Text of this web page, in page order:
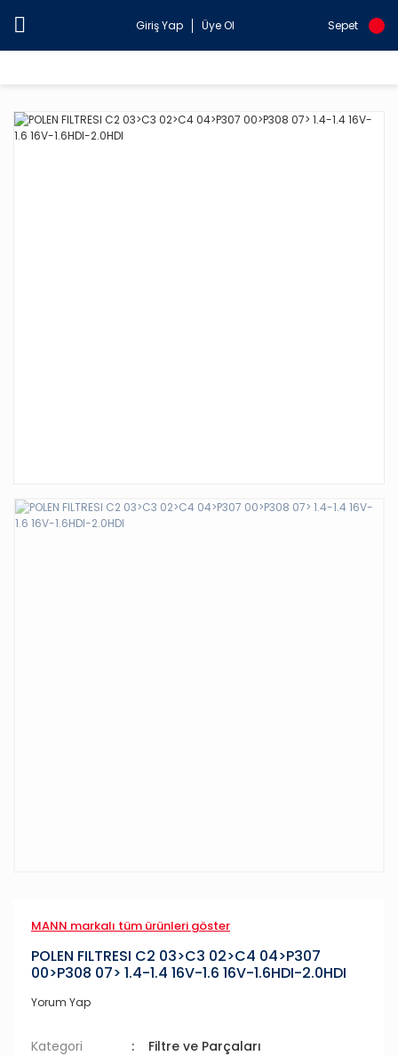
Giriş Yap Üye Ol Sepet
MANN markalı tüm ürünleri göster
POLEN FILTRESI C2 03>C3 02>C4 04>P307
00>P308 07> 1.4-1.4 16V-1.6 16V-1.6HDI-2.0HDI
Yorum Yap
Kategori
Filtre ve Parçaları